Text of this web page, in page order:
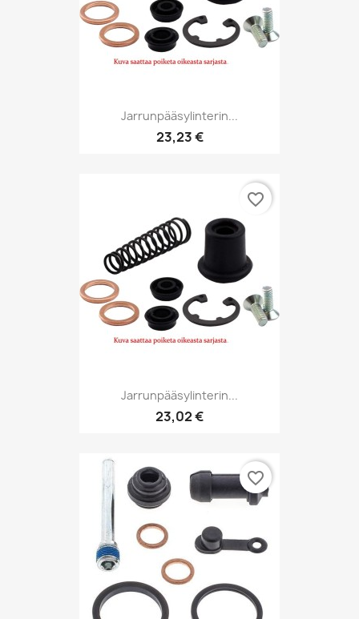
Jarrunpääsylinterin...
23,23 €
Jarrunpääsylinterin...
23,02 €
favorite_border
favorite_border